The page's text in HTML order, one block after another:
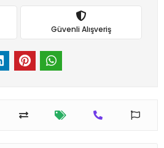
Güvenli Alışveriş